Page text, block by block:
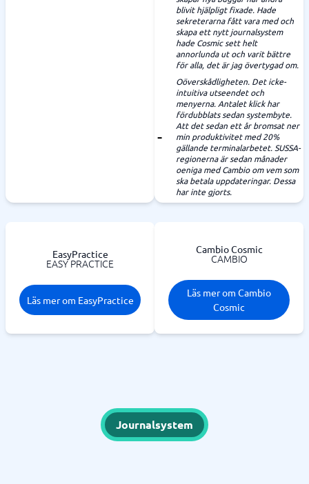
blivit hjälpligt fixade. Hade
sekreterarna fått vara med och
skapa ett nytt journalsystem
hade Cosmic sett helt
annorlunda ut och varit bättre
för alla, det är jag övertygad om.
Oöverskådligheten. Det icke-
intuitiva utseendet och
menyerna. Antalet klick har
fördubblats sedan systembyte.
Att det sedan ett år bromsat ner
min produktivitet med 20%
gällande terminalarbetet. SUSSA-
regionerna är sedan månader
oeniga med Cambio om vem som
ska betala uppdateringar. Dessa
har inte gjorts.
EasyPractice
EASY PRACTICE
Läs mer om EasyPractice
Cambio Cosmic
CAMBIO
Läs mer om Cambio
Cosmic
Journalsystem